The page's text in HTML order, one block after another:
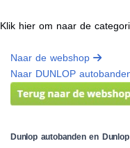
Klik hier om naar de
Naar de webshop
Naar DUNLOP
Dunlop autobanden en